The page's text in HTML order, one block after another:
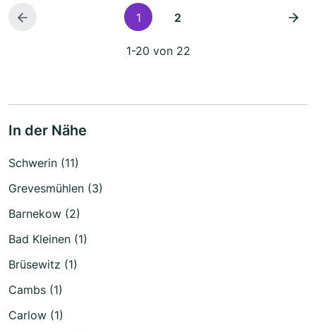
1 2
1-20 von 22
In der Nähe
Schwerin (11)
Grevesmühlen (3)
Barnekow (2)
Bad Kleinen (1)
Brüsewitz (1)
Cambs (1)
Carlow (1)